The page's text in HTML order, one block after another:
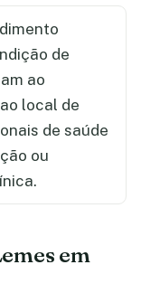
de
ao
local de
de saúde
ou
em